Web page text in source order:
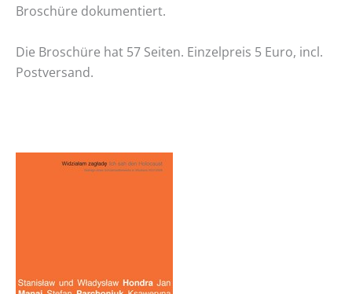
Broschüre dokumentiert.
Die Broschüre hat 57 Seiten. Einzelpreis 5 Euro, incl.
Postversand.